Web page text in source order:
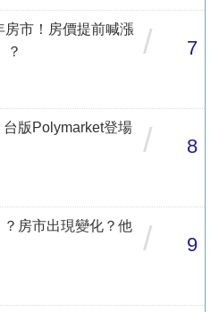
市！房價提前喊漲
？
/ 7
版Polymarket登場
/ 8
房市出現變化？他
/ 9